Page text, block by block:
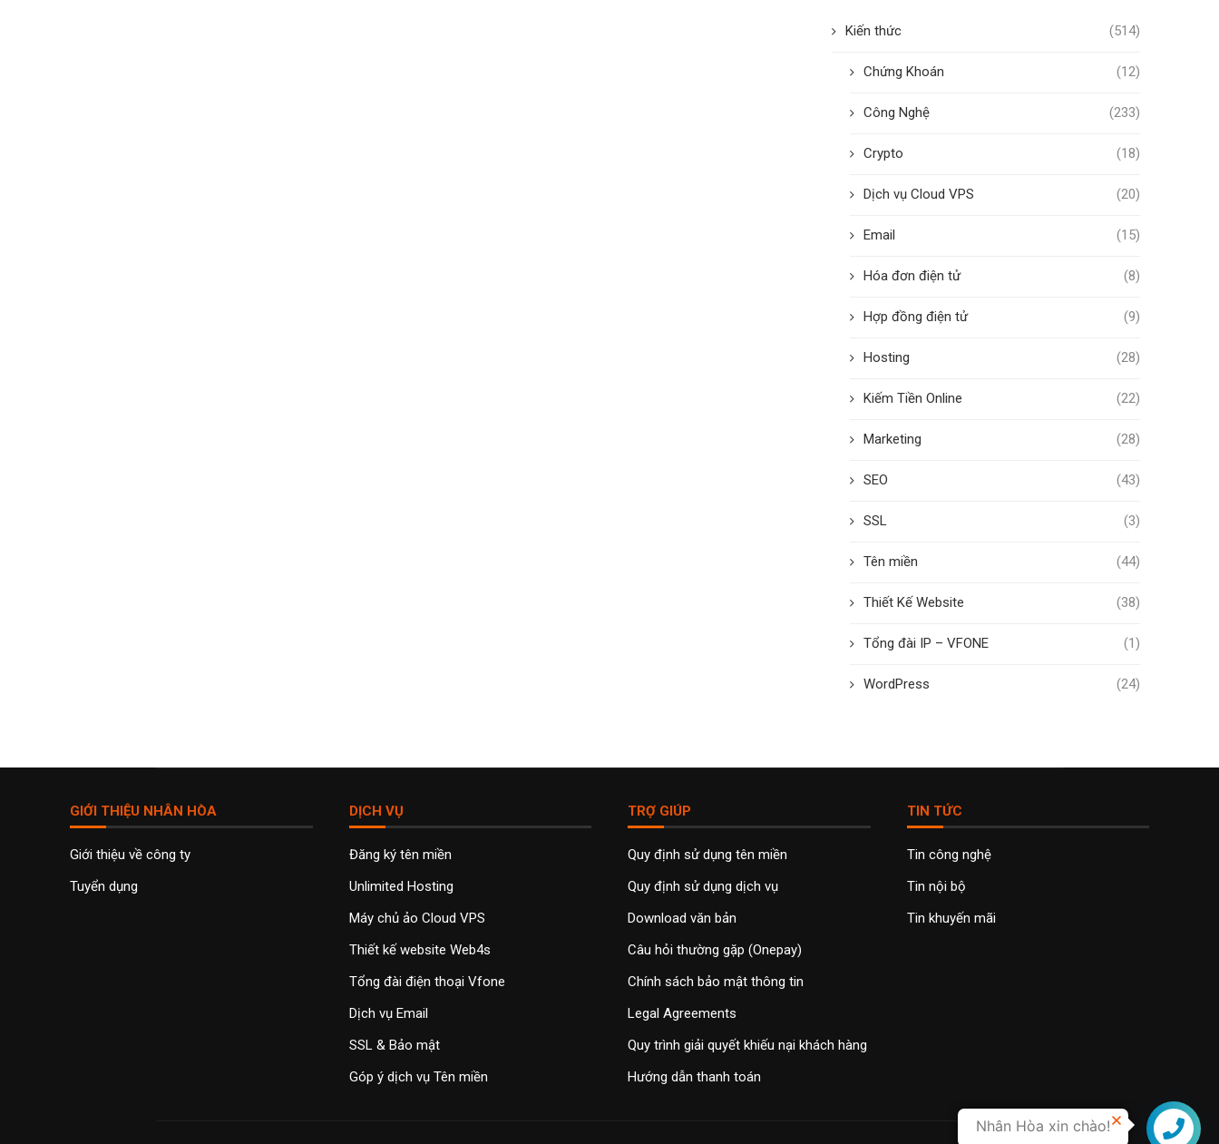
Kiến thức (514)
Chứng Khoán (12)
Công Nghệ (233)
Crypto (18)
Dịch vụ Cloud VPS (20)
Email (15)
Hóa đơn điện tử (8)
Hợp đồng điện tử (9)
Hosting (28)
Kiếm Tiền Online (22)
Marketing (28)
SEO (43)
SSL (3)
Tên miền (44)
Thiết Kế Website (38)
Tổng đài IP – VFONE (1)
WordPress (24)
GIỚI THIỆU NHÂN HÒA
Giới thiệu về công ty
Tuyển dụng
DỊCH VỤ
Đăng ký tên miền
Unlimited Hosting
Máy chủ ảo Cloud VPS
Thiết kế website Web4s
Tổng đài điện thoại Vfone
Dịch vụ Email
SSL & Bảo mật
Góp ý dịch vụ Tên miền
TRỢ GIÚP
Quy định sử dụng tên miền
Quy định sử dụng dịch vụ
Download văn bản
Câu hỏi thường gặp (Onepay)
Chính sách bảo mật thông tin
Legal Agreements
Quy trình giải quyết khiếu nại khách hàng
Hướng dẫn thanh toán
TIN TỨC
Tin công nghệ
Tin nội bộ
Tin khuyến mãi
Nhân Hòa xin chào!